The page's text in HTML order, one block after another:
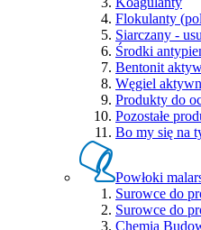
Flokulanty
Siarczany -
Środki
Bentonit
Węgiel
Produkty do
Pozostałe
Bo my się na
Powłoki
Surowce do
Surowce do
Chemia